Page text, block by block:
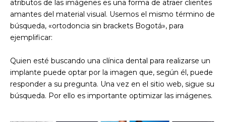
atributos de las imágenes es una forma de atraer clientes
amantes del material visual. Usemos el mismo término de
búsqueda, «ortodoncia sin brackets Bogotá», para
ejemplificar:
Quien esté buscando una clínica dental para realizarse un
implante puede optar por la imagen que, según él, puede
responder a su pregunta. Una vez en el sitio web, sigue su
búsqueda. Por ello es importante optimizar las imágenes.